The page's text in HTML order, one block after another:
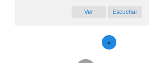
Ver Escuchar
»